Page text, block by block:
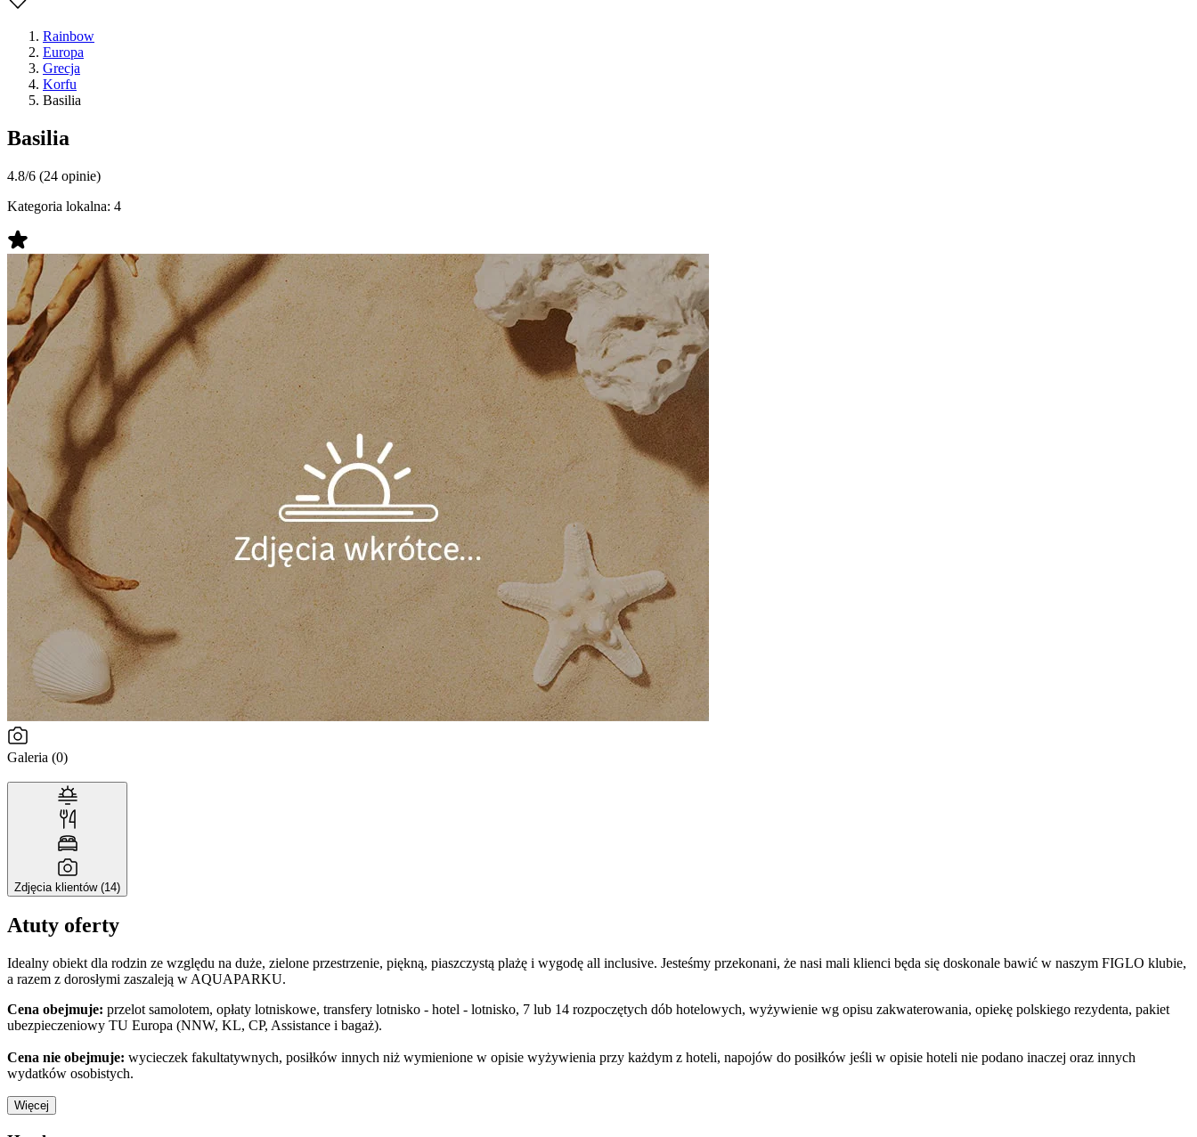
Rainbow
Europa
Grecja
Korfu
Basilia
Basilia
4.8/6 (24 opinie)
Kategoria lokalna: 4
Galeria (0)
Zdjęcia klientów (14)
Atuty oferty
Idealny obiekt dla rodzin ze względu na duże, zielone przestrzenie, piękną, piaszczystą plażę i wygodę all inclusive. Jesteśmy przekonani, że nasi mali klienci będa się doskonale bawić w naszym FIGLO klubie,
a razem z dorosłymi zaszaleją w AQUAPARKU.
Cena obejmuje: przelot samolotem, opłaty lotniskowe, transfery lotnisko - hotel - lotnisko, 7 lub 14 rozpoczętych dób hotelowych, wyżywienie wg opisu zakwaterowania, opiekę polskiego rezydenta, pakiet
ubezpieczeniowy TU Europa (NNW, KL, CP, Assistance i bagaż).
Cena nie obejmuje: wycieczek fakultatywnych, posiłków innych niż wymienione w opisie wyżywienia przy każdym z hoteli, napojów do posiłków jeśli w opisie hoteli nie podano inaczej oraz innych
wydatków osobistych.
Więcej